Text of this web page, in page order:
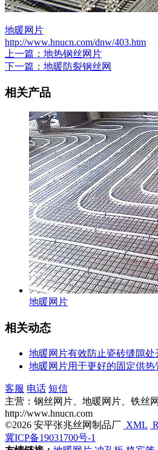
地暖网片
http://www.hnucn.com/dnw/403.htm
上一篇：地热钢丝网片
下一篇：地暖防裂钢丝网
相关产品
地暖网片
相关动态
地暖网片有效防止瓷砖缝隙处
地暖网片用于更好的固定供热
客服 电话 短信
主营：钢丝网片、地暖网片、铁丝
http://www.hnucn.com
©2026 安平张兆丝网制品厂 XML
冀ICP备19031700号-1